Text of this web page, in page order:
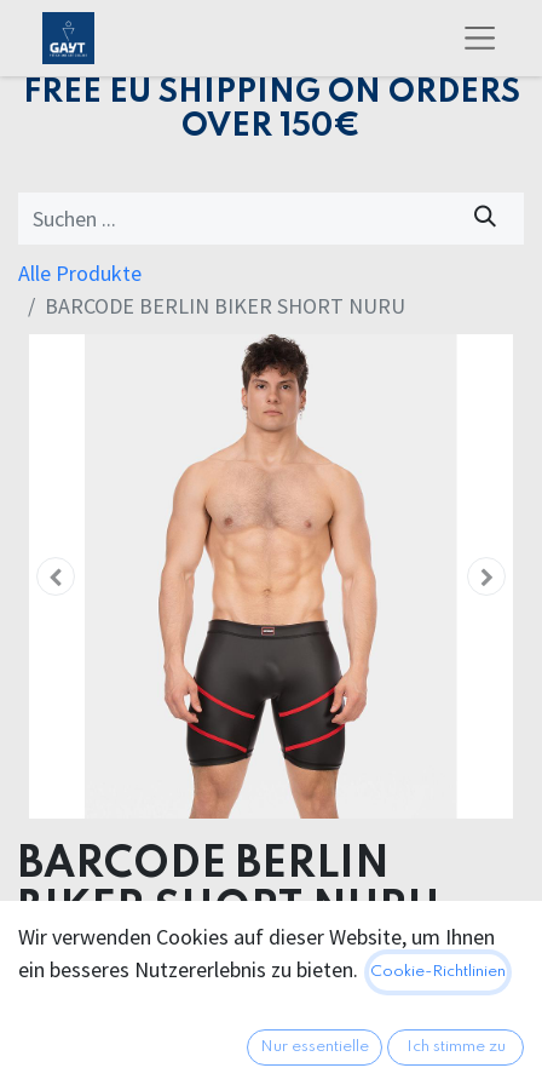
FREE EU SHIPPING ON ORDERS
OVER 150€
Alle Produkte
BARCODE BERLIN BIKER SHORT NURU
BARCODE BERLIN
BIKER SHORT NURU
52% Polyester 45% Polyurethane 3% Elastane
Wir verwenden Cookies auf dieser Website, um Ihnen
ein besseres Nutzererlebnis zu bieten.
Cookie-Richtlinien
Nur essentielle Ich stimme zu